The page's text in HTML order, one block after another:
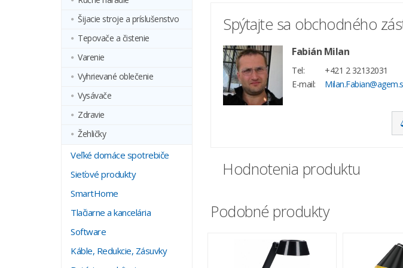
Šijacie stroje a príslušenstvo
Tepovače a čistenie
Varenie
Vyhrievané oblečenie
Vysávače
Zdravie
Žehličky
Veľké domáce spotrebiče
Sieťové produkty
SmartHome
Tlačiarne a kancelária
Software
Káble, Redukcie, Zásuvky
Spýtajte sa obchodného
Fabián Milan
Tel:
+421 2 32132031
E-mail:
Hodnotenia produktu
Podobné produkty